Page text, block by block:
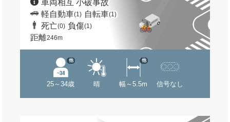
車両相互 小破事故
軽自動車(1) 自転車(1)
死亡(0) 負傷(1)
距離246m
25～34歳
他
晴 幅～5.5m
他
信号なし